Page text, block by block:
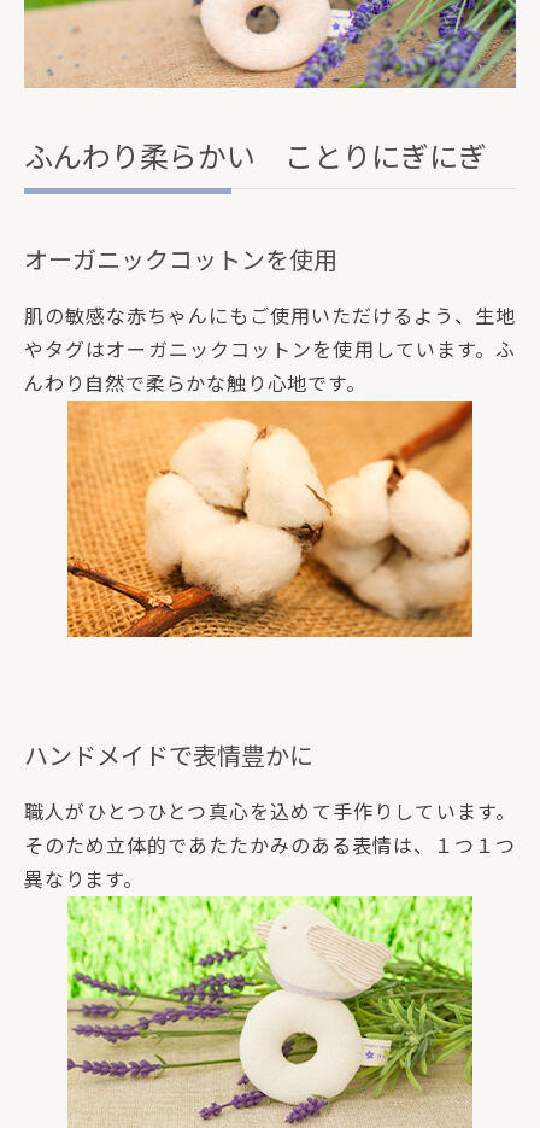
ふんわり柔らかい ことりにぎにぎ
オーガニックコットンを使用
肌の敏感な赤ちゃんにもご使用いただけるよう、生地
やタグはオーガニックコットンを使用しています。ふ
んわり自然で柔らかな触り心地です。
ハンドメイドで表情豊かに
職人がひとつひとつ真心を込めて手作りしています。
そのため立体的であたたかみのある表情は、１つ１つ
異なります。